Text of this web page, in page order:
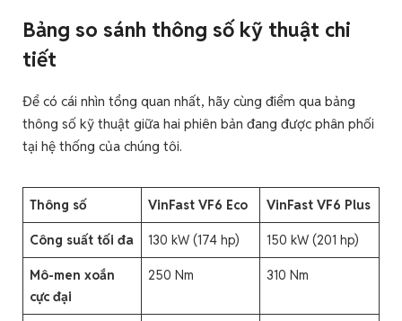
Bảng so sánh thông số kỹ thuật chi
tiết
Để có cái nhìn tổng quan nhất, hãy cùng điểm qua bảng
thông số kỹ thuật giữa hai phiên bản đang được phân phối
tại hệ thống của chúng tôi.
Thông số VinFast VF6 Eco VinFast VF6 Plus
Công suất tối đa 130 kW (174 hp) 150 kW (201 hp)
Mô-men xoắn
cực đại
250 Nm 310 Nm